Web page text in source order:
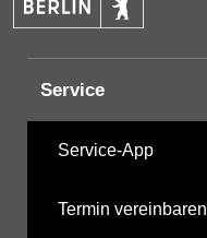
Service
Service-App
Termin vereinbaren